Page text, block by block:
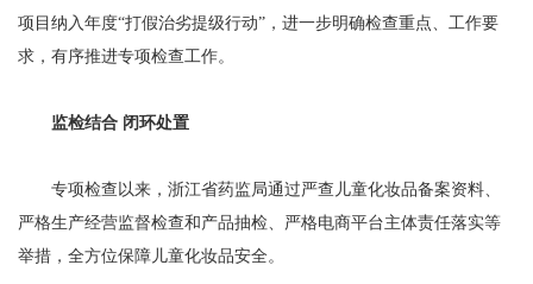
项目纳入年度“打假治劣提级行动”，进一步明确检查重点、工作要
求，有序推进专项检查工作。
监检结合 闭环处置
专项检查以来，浙江省药监局通过严查儿童化妆品备案资料、
严格生产经营监督检查和产品抽检、严格电商平台主体责任落实等
举措，全方位保障儿童化妆品安全。